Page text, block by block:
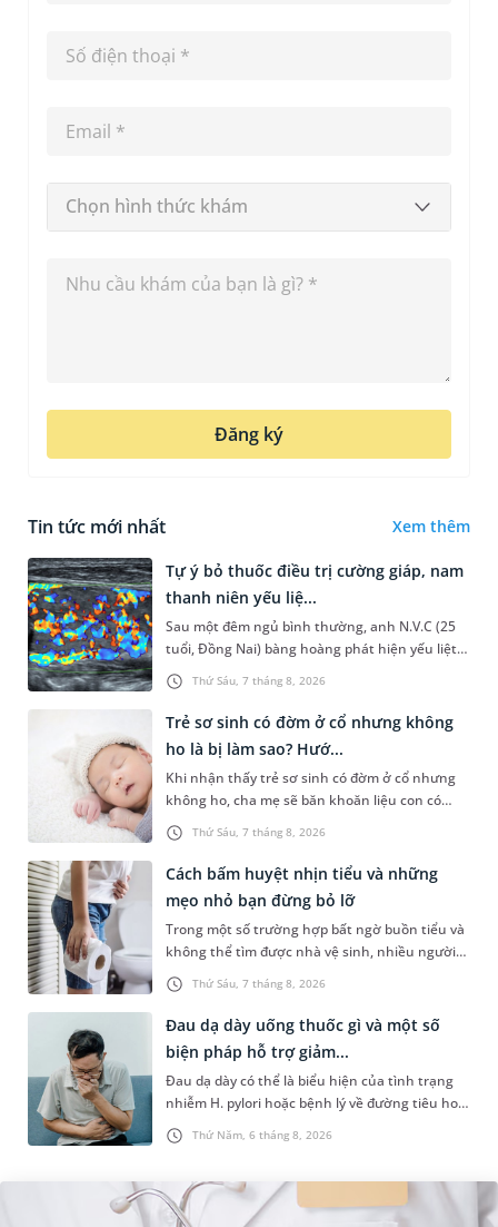
Chọn hình thức khám
Đăng ký
Tin tức mới nhất Xem thêm
Thứ Sáu, 7 tháng 8, 2026
Tự ý bỏ thuốc điều trị cường giáp, nam
thanh niên yếu liệ...
Sau một đêm ngủ bình thường, anh N.V.C (25
tuổi, Đồng Nai) bàng hoàng phát hiện yếu liệt 2
chân, không thể vận động đi lại được. Kết quả
thăm khám tại Phòng...
Thứ Sáu, 7 tháng 8, 2026
Trẻ sơ sinh có đờm ở cổ nhưng không
ho là bị làm sao? Hướ...
Khi nhận thấy trẻ sơ sinh có đờm ở cổ nhưng
không ho, cha mẹ sẽ băn khoăn liệu con có
đang mắc bệnh đường hô hấp hay không.
Những chia sẻ dưới đây sẽ giúp ch...
Thứ Sáu, 7 tháng 8, 2026
Cách bấm huyệt nhịn tiểu và những
mẹo nhỏ bạn đừng bỏ lỡ
Trong một số trường hợp bất ngờ buồn tiểu và
không thể tìm được nhà vệ sinh, nhiều người
đã áp dụng phương pháp bấm huyệt nhịn tiểu.
Vậy cách bấm huyệt nhịn...
Thứ Năm, 6 tháng 8, 2026
Đau dạ dày uống thuốc gì và một số
biện pháp hỗ trợ giảm...
Đau dạ dày có thể là biểu hiện của tình trạng
nhiễm H. pylori hoặc bệnh lý về đường tiêu hoá
khác. Dựa theo nguyên nhân cụ thể, bác sĩ sẽ
cân nhắc chỉ định p...